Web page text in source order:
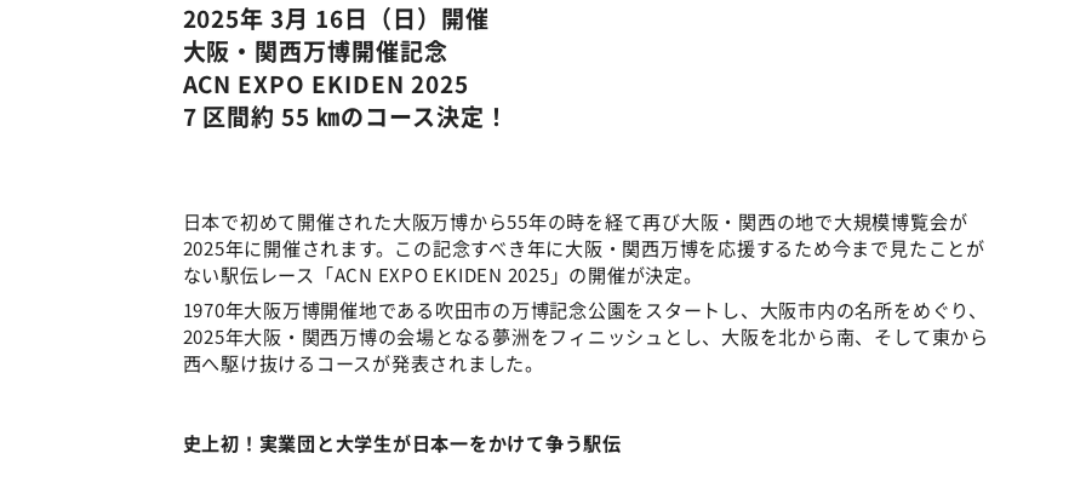
2025年 3月 16日（日）開催
大阪・関西万博開催記念
ACN EXPO EKIDEN 2025
7 区間約 55 ㎞のコース決定！
日本で初めて開催された大阪万博から55年の時を経て再び大阪・関西の地で大規模博覧会が
2025年に開催されます。この記念すべき年に大阪・関西万博を応援するため今まで見たことが
ない駅伝レース「ACN EXPO EKIDEN 2025」の開催が決定。
1970年大阪万博開催地である吹田市の万博記念公園をスタートし、大阪市内の名所をめぐり、
2025年大阪・関西万博の会場となる夢洲をフィニッシュとし、大阪を北から南、そして東から
西へ駆け抜けるコースが発表されました。
史上初！実業団と大学生が日本一をかけて争う駅伝